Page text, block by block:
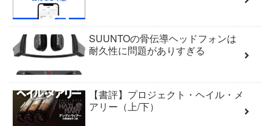
SUUNTOの骨伝導ヘッドフォンは
耐久性に問題がありすぎる
【書評】プロジェクト・ヘイル・メ
アリー（上/下）